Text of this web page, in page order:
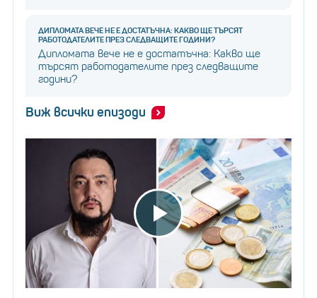
ДИПЛОМАТА ВЕЧЕ НЕ Е ДОСТАТЪЧНА: КАКВО ЩЕ ТЪРСЯТ
РАБОТОДАТЕЛИТЕ ПРЕЗ СЛЕДВАЩИТЕ ГОДИНИ?
Дипломата вече не е достатъчна: Какво ще
търсят работодателите през следващите
години?
Виж всички епизоди